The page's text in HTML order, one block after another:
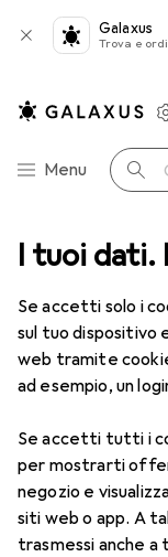
I tuoi dati.
Se accetti solo i
sul tuo dispositivo
web tramite
ad esempio, un
Se accetti tutti i
per mostrarti
negozio e
siti web o app. A
trasmessi anche
Galaxus
Trova e
Categoria
Menu Cerca
Black & Decker
Accessori
Taglierina